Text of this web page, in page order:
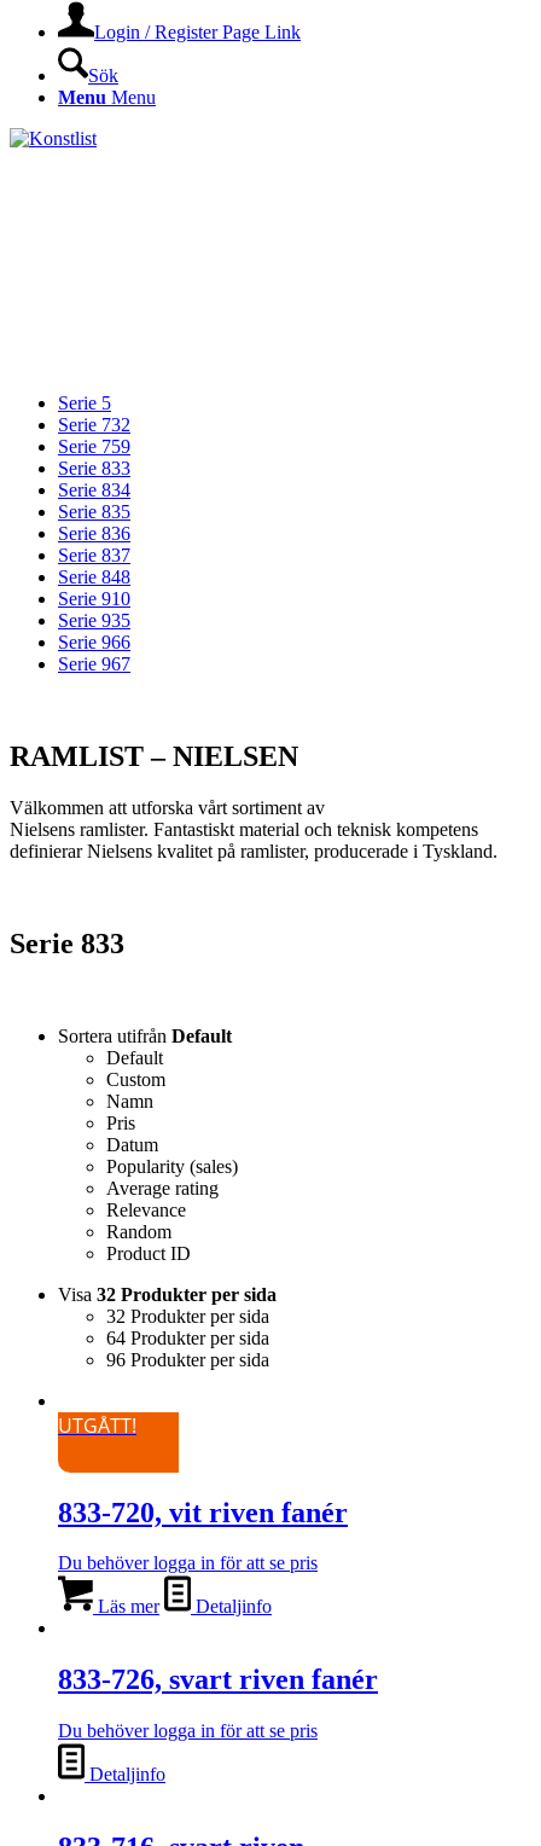
Login / Register Page Link
Sök
Menu Menu
Serie 5
Serie 732
Serie 759
Serie 833
Serie 834
Serie 835
Serie 836
Serie 837
Serie 848
Serie 910
Serie 935
Serie 966
Serie 967
RAMLIST – NIELSEN
Välkommen att utforska vårt sortiment av
Nielsens ramlister. Fantastiskt material och teknisk kompetens
definierar Nielsens kvalitet på ramlister, producerade i Tyskland.
Serie 833
Sortera utifrån Default
Default
Custom
Namn
Pris
Datum
Popularity (sales)
Average rating
Relevance
Random
Product ID
Visa 32 Produkter per sida
32 Produkter per sida
64 Produkter per sida
96 Produkter per sida
UTGÅTT!
833-720, vit riven fanér
Du behöver logga in för att se pris
Läs mer Detaljinfo
833-726, svart riven fanér
Du behöver logga in för att se pris
Detaljinfo